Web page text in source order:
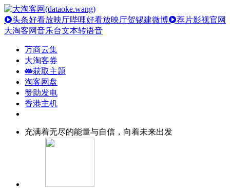
头条好看放映厅哔哩好看放映厅贺锡建微博
荐片影视官网
大淘客网音乐台文本转语音
万商云集
大淘客券
获取主题
淘客网盘
赞助发电
香港主机
充满着无尽的能量与自信，向着未来出发